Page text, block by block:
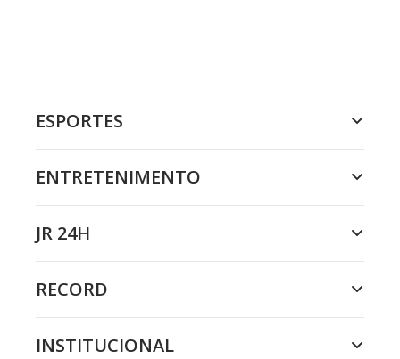
ESPORTES
ENTRETENIMENTO
JR 24H
RECORD
INSTITUCIONAL